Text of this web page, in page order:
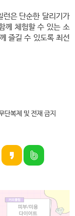
런은 단순한 달리기가
께 체험할 수 있는 소
즐길 수 있도록 최선
복제 및 전재 금지